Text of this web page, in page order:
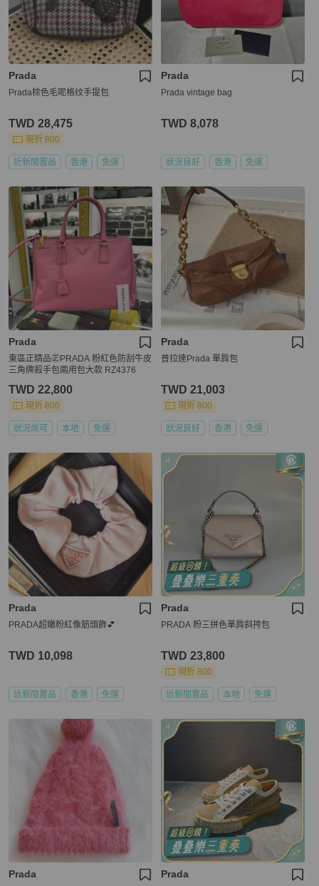
Prada
Prada棕色毛呢格纹手提包
TWD 28,475
現折 800
近新閒置品 香港 免運
Prada
Prada vintage bag
TWD 8,078
狀況良好 香港 免運
Prada
東區正精品㊣PRADA 粉紅色防刮牛皮
三角牌殺手包兩用包大款 RZ4376
TWD 22,800
現折 800
狀況尚可 本地 免運
Prada
普拉達Prada 單肩包
TWD 21,003
現折 800
狀況良好 香港 免運
Prada
PRADA超嫩粉紅像筋頭飾💕
TWD 10,098
近新閒置品 香港 免運
Prada
PRADA 粉三拼色單肩斜挎包
TWD 23,800
現折 800
近新閒置品 本地 免運
Prada Prada